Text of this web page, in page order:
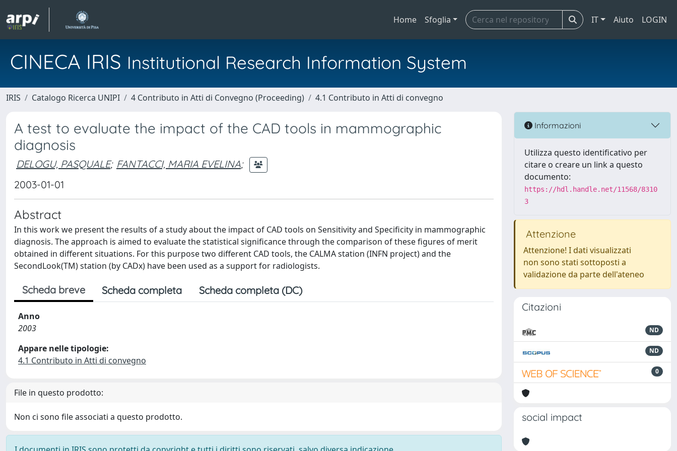
Home Sfoglia IT Aiuto LOGIN
CINECA IRIS Institutional Research Information System
IRIS Catalogo Ricerca UNIPI 4 Contributo in Atti di Convegno (Proceeding) 4.1 Contributo in Atti di convegno
A test to evaluate the impact of the CAD tools in mammographic
diagnosis
DELOGU, PASQUALE; FANTACCI, MARIA EVELINA;
2003-01-01
Abstract
In this work we present the results of a study about the impact of CAD tools on Sensitivity and Specificity in mammographic
diagnosis. The approach is aimed to evaluate the statistical significance through the comparison of these figures of merit
obtained in different situations. For this purpose two different CAD tools, the CALMA station (INFN project) and the
SecondLook(TM) station (by CADx) have been used as a support for radiologists.
Scheda breve Scheda completa Scheda completa (DC)
Anno
2003
Appare nelle tipologie:
4.1 Contributo in Atti di convegno
File in questo prodotto:
Non ci sono file associati a questo prodotto.
Informazioni
Utilizza questo identificativo per
citare o creare un link a questo
documento:
https://hdl.handle.net/11568/8310
3
Attenzione
Attenzione! I dati visualizzati
non sono stati sottoposti a
validazione da parte dell'ateneo
Citazioni
ND
ND
0
social impact